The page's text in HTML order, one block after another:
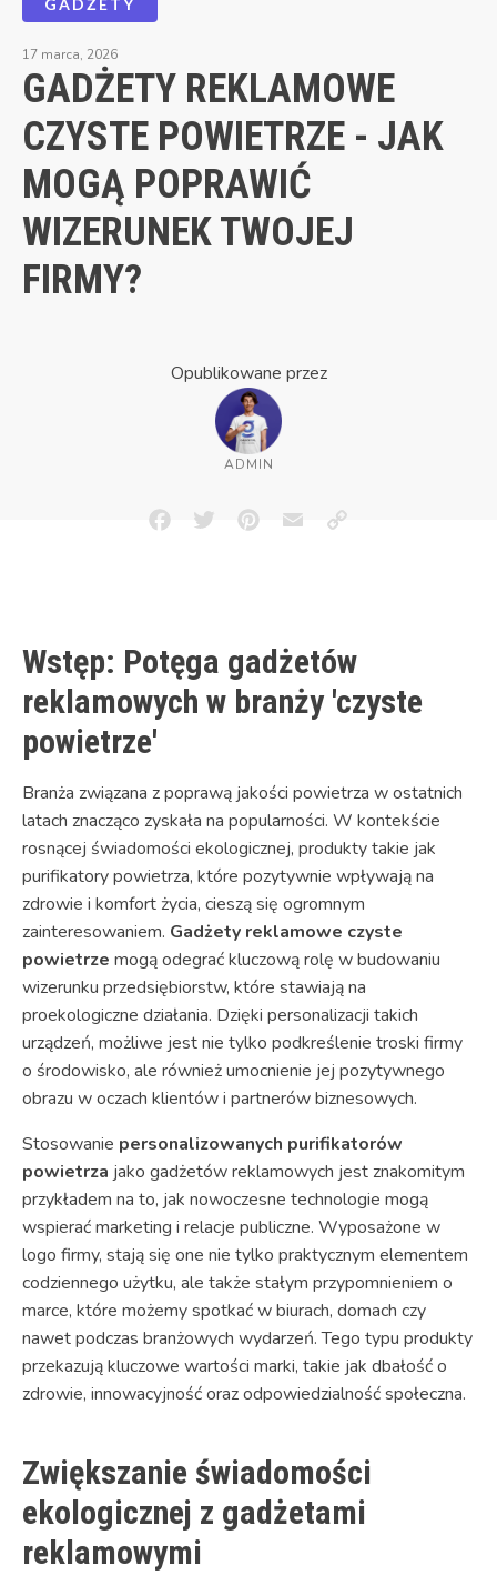
17 marca, 2026
GADŻETY REKLAMOWE
CZYSTE POWIETRZE - JAK
MOGĄ POPRAWIĆ
WIZERUNEK TWOJEJ
FIRMY?
Opublikowane przez
ADMIN
FacebookTwitterPinterestEmailCopy
Wstęp: Potęga gadżetów
reklamowych w branży 'czyste
powietrze'
Branża związana z poprawą jakości powietrza w ostatnich
latach znacząco zyskała na popularności. W kontekście
rosnącej świadomości ekologicznej, produkty takie jak
purifikatory powietrza, które pozytywnie wpływają na
zdrowie i komfort życia, cieszą się ogromnym
zainteresowaniem. Gadżety reklamowe czyste
powietrze mogą odegrać kluczową rolę w budowaniu
wizerunku przedsiębiorstw, które stawiają na
proekologiczne działania. Dzięki personalizacji takich
urządzeń, możliwe jest nie tylko podkreślenie troski firmy
o środowisko, ale również umocnienie jej pozytywnego
obrazu w oczach klientów i partnerów biznesowych.
Stosowanie personalizowanych purifikatorów
powietrza jako gadżetów reklamowych jest znakomitym
przykładem na to, jak nowoczesne technologie mogą
wspierać marketing i relacje publiczne. Wyposażone w
logo firmy, stają się one nie tylko praktycznym elementem
codziennego użytku, ale także stałym przypomnieniem o
marce, które możemy spotkać w biurach, domach czy
nawet podczas branżowych wydarzeń. Tego typu produkty
przekazują kluczowe wartości marki, takie jak dbałość o
zdrowie, innowacyjność oraz odpowiedzialność społeczna.
Zwiększanie świadomości
ekologicznej z gadżetami
reklamowymi